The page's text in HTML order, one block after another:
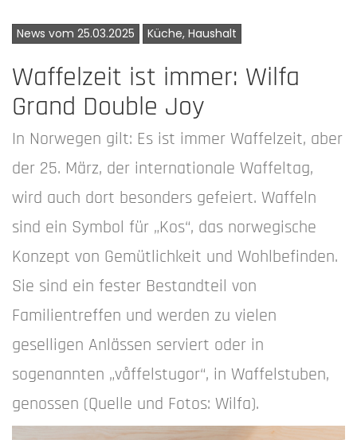
News vom 25.03.2025 Küche, Haushalt
Waffelzeit ist immer: Wilfa
Grand Double Joy
In Norwegen gilt: Es ist immer Waffelzeit, aber
der 25. März, der internationale Waffeltag,
wird auch dort besonders gefeiert. Waffeln
sind ein Symbol für „Kos“, das norwegische
Konzept von Gemütlichkeit und Wohlbefinden.
Sie sind ein fester Bestandteil von
Familientreffen und werden zu vielen
geselligen Anlässen serviert oder in
sogenannten „våffelstugor“, in Waffelstuben,
genossen (Quelle und Fotos: Wilfa).